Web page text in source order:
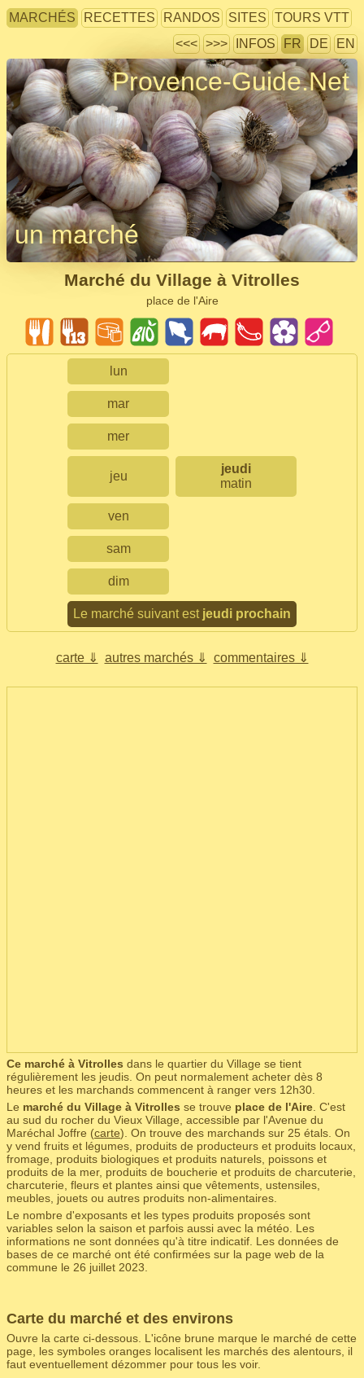
MARCHÉS RECETTES RANDOS SITES
TOURS VTT
<<< >>> INFOS FR DE EN
Provence-Guide.Net
un marché
Marché du Village à Vitrolles
place de l'Aire
lun
mar
mer
jeu
jeudi
matin
ven
sam
dim
Le marché suivant est jeudi prochain
carte ⇓ autres marchés ⇓ commentaires ⇓
Ce marché à Vitrolles dans le quartier du Village se tient
régulièrement les jeudis. On peut normalement acheter dès 8
heures et les marchands commencent à ranger vers 12h30.
Le marché du Village à Vitrolles se trouve place de l'Aire . C'est
au sud du rocher du Vieux Village, accessible par l'Avenue du
Maréchal Joffre (carte). On trouve des marchands sur 25 étals. On
y vend fruits et légumes, produits de producteurs et produits locaux,
fromage, produits biologiques et produits naturels, poissons et
produits de la mer, produits de boucherie et produits de charcuterie,
charcuterie, fleurs et plantes ainsi que vêtements, ustensiles,
meubles, jouets ou autres produits non-alimentaires.
Le nombre d'exposants et les types produits proposés sont
variables selon la saison et parfois aussi avec la météo. Les
informations ne sont données qu'à titre indicatif. Les données de
bases de ce marché ont été confirmées sur la page web de la
commune le 26 juillet 2023.
Carte du marché et des environs
Ouvre la carte ci-dessous. L'icône brune marque le marché de cette
page, les symboles oranges localisent les marchés des alentours, il
faut eventuellement dézommer pour tous les voir.